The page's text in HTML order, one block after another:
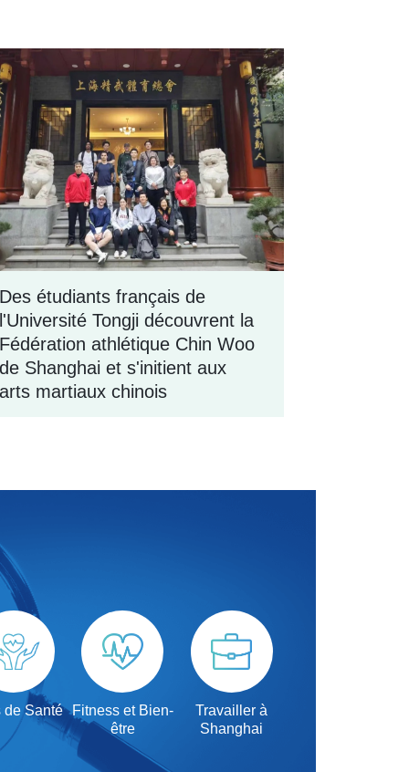
Des étudiants français de
l'Université Tongji découvrent la
Fédération athlétique Chin Woo
de Shanghai et s'initient aux
arts martiaux chinois
de Santé Fitness et Bien-
être
Travailler à
Shanghai